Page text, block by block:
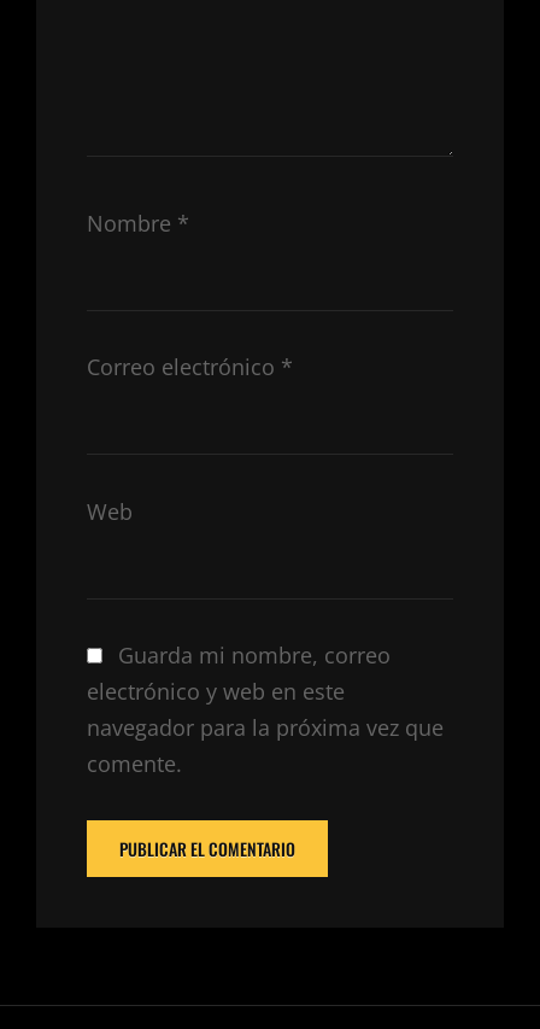
Nombre *
Correo electrónico *
Web
Guarda mi nombre, correo
electrónico y web en este
navegador para la próxima vez que
comente.